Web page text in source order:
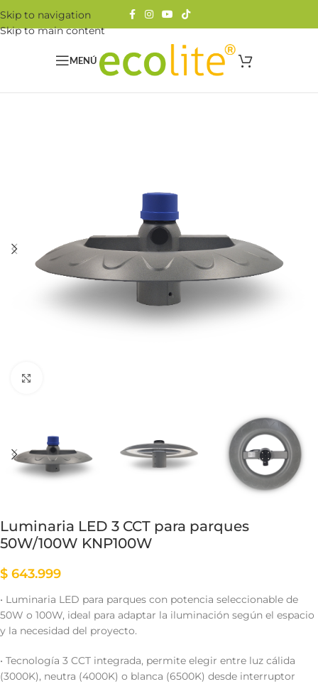
Skip to navigation
Skip to main content
MENÚ
Luminaria LED 3 CCT para parques
50W/100W KNP100W
$ 643.999
• Luminaria LED para parques con potencia seleccionable de
50W o 100W, ideal para adaptar la iluminación según el espacio
y la necesidad del proyecto.
• Tecnología 3 CCT integrada, permite elegir entre luz cálida
(3000K), neutra (4000K) o blanca (6500K) desde interruptor